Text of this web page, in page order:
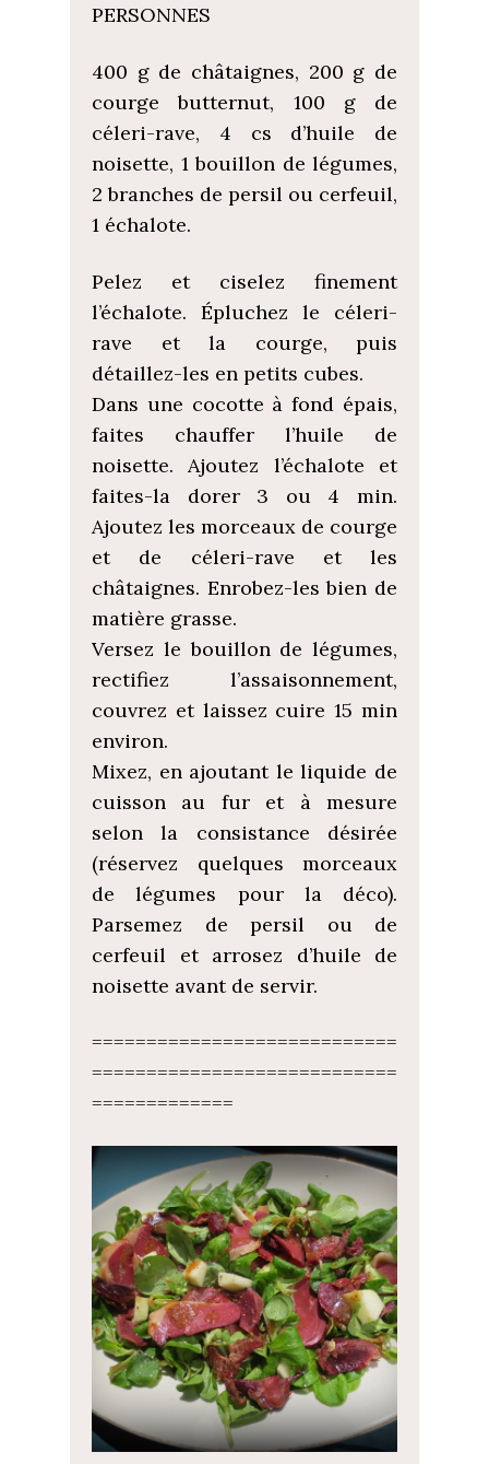
PERSONNES
400 g de châtaignes, 200 g de
courge butternut, 100 g de
céleri-rave, 4 cs d’huile de
noisette, 1 bouillon de légumes,
2 branches de persil ou cerfeuil,
1 échalote.
Pelez et ciselez finement
l’échalote. Épluchez le céleri-
rave et la courge, puis
détaillez-les en petits cubes.
Dans une cocotte à fond épais,
faites chauffer l’huile de
noisette. Ajoutez l’échalote et
faites-la dorer 3 ou 4 min.
Ajoutez les morceaux de courge
et de céleri-rave et les
châtaignes. Enrobez-les bien de
matière grasse.
Versez le bouillon de légumes,
rectifiez l’assaisonnement,
couvrez et laissez cuire 15 min
environ.
Mixez, en ajoutant le liquide de
cuisson au fur et à mesure
selon la consistance désirée
(réservez quelques morceaux
de légumes pour la déco).
Parsemez de persil ou de
cerfeuil et arrosez d’huile de
noisette avant de servir.
============================
============================
=============